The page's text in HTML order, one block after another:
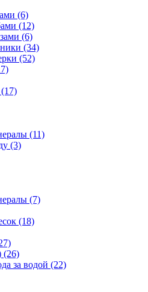
(6)
(12)
(6)
(34)
(52)
(17)
(11)
(3)
(7)
(18)
(26)
за водой (22)